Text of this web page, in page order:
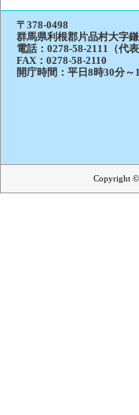
〒378-0498
群馬県利根郡片品村大字
電話： 0278-58-2111（代表
FAX：0278-58-2110
開庁時間：平日8時30分～
Copyright ©